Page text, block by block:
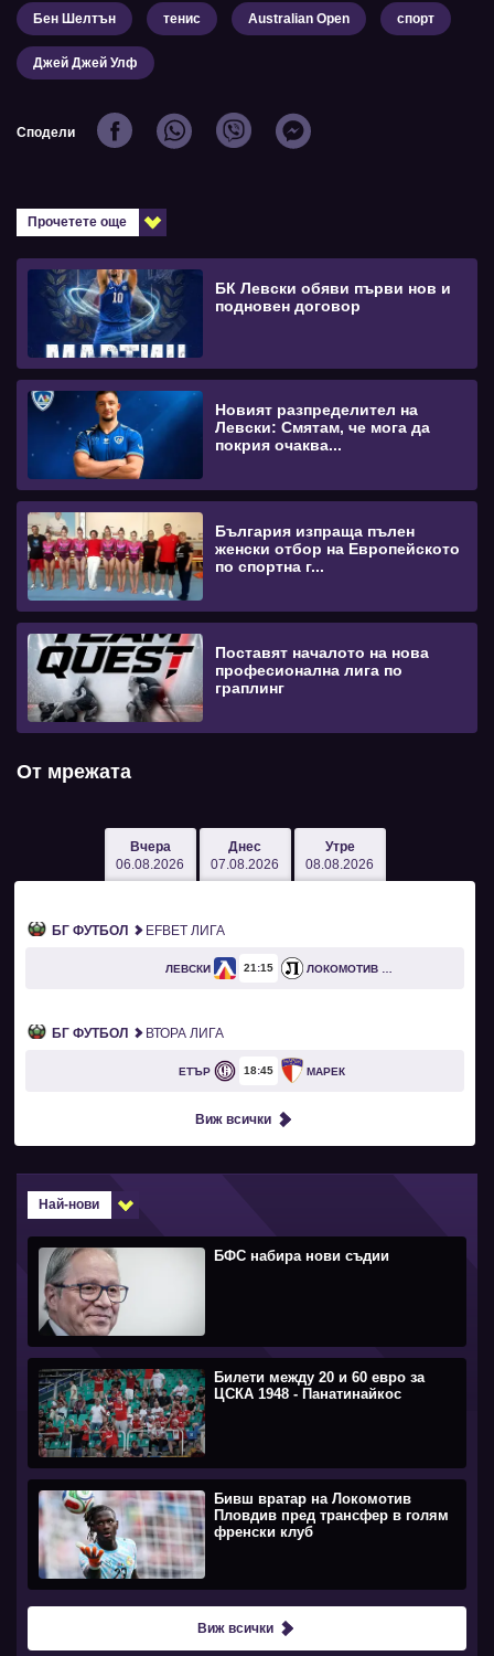
Бен Шелтън тенис Australian Open спорт
Джей Джей Улф
Сподели
Прочетете още
БК Левски обяви първи нов и
подновен договор
Новият разпределител на
Левски: Смятам, че мога да
покрия очаква...
България изпраща пълен
женски отбор на Европейското
по спортна г...
Поставят началото на нова
професионална лига по
граплинг
От мрежата
Вчера
06.08.2026
Днес
07.08.2026
Утре
08.08.2026
БГ ФУТБОЛ EFBET ЛИГА
ЛЕВСКИ 21 15
БГ ФУТБОЛ ВТОРА ЛИГА
ЕТЪР 18 45 МАРЕК
Виж всички
Най-нови
БФС набира нови съдии
Билети между 20 и 60 евро за
ЦСКА 1948 - Панатинайкос
Бивш вратар на Локомотив
Пловдив пред трансфер в голям
френски клуб
Виж всички